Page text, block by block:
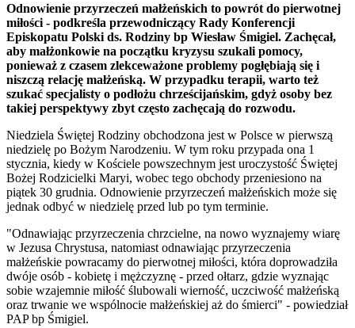
Odnowienie przyrzeczeń małżeńskich to powrót do pierwotnej
miłości - podkreśla przewodniczący Rady Konferencji
Episkopatu Polski ds. Rodziny bp Wiesław Śmigiel. Zachęcał,
aby małżonkowie na początku kryzysu szukali pomocy,
ponieważ z czasem zlekceważone problemy pogłębiają się i
niszczą relację małżeńską. W przypadku terapii, warto też
szukać specjalisty o podłożu chrześcijańskim, gdyż osoby bez
takiej perspektywy zbyt często zachęcają do rozwodu.
Niedziela Świętej Rodziny obchodzona jest w Polsce w pierwszą
niedzielę po Bożym Narodzeniu. W tym roku przypada ona 1
stycznia, kiedy w Kościele powszechnym jest uroczystość Świętej
Bożej Rodzicielki Maryi, wobec tego obchody przeniesiono na
piątek 30 grudnia. Odnowienie przyrzeczeń małżeńskich może się
jednak odbyć w niedzielę przed lub po tym terminie.
"Odnawiając przyrzeczenia chrzcielne, na nowo wyznajemy wiarę
w Jezusa Chrystusa, natomiast odnawiając przyrzeczenia
małżeńskie powracamy do pierwotnej miłości, która doprowadziła
dwóje osób - kobietę i mężczyznę - przed ołtarz, gdzie wyznając
sobie wzajemnie miłość ślubowali wierność, uczciwość małżeńską
oraz trwanie we wspólnocie małżeńskiej aż do śmierci" - powiedział
PAP bp Śmigiel.